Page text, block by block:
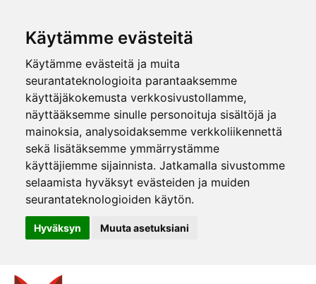
Käytämme evästeitä
Käytämme evästeitä ja muita
seurantateknologioita parantaaksemme
käyttäjäkokemusta verkkosivustollamme,
näyttääksemme sinulle personoituja sisältöjä ja
mainoksia, analysoidaksemme verkkoliikennettä
sekä lisätäksemme ymmärrystämme
käyttäjiemme sijainnista. Jatkamalla sivustomme
selaamista hyväksyt evästeiden ja muiden
seurantateknologioiden käytön.
Hyväksyn Muuta asetuksiani